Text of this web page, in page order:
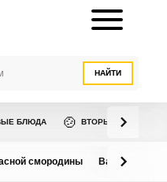
НАЙТИ
БЛЮДА 🍲 ВТОРЫЕ БЛЮДА
смородины Варенье из